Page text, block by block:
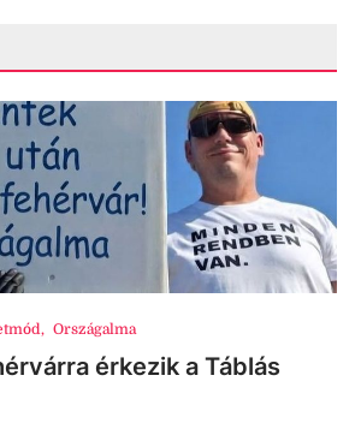
, Országalma
érkezik a Táblás